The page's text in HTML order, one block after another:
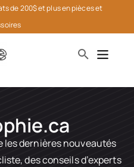
de 200$ et plus en pièces et
dernières nouveautés
des conseils d’experts